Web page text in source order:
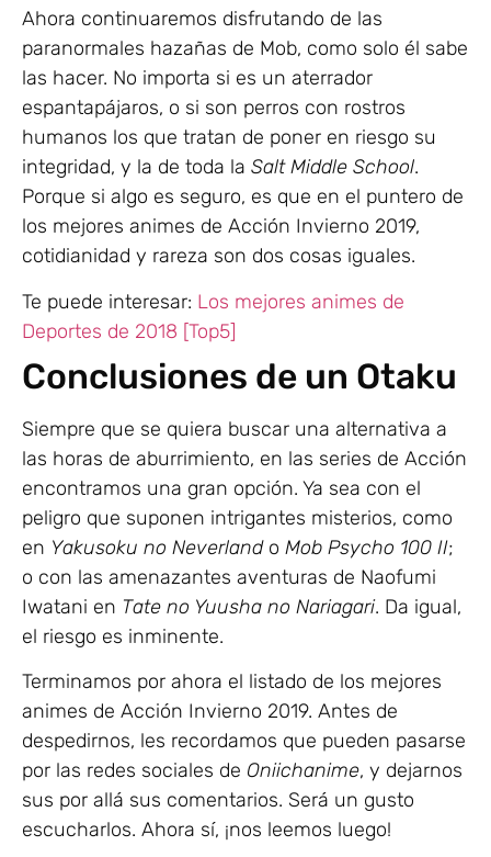
Ahora continuaremos disfrutando de las
paranormales hazañas de Mob, como solo él sabe
las hacer. No importa si es un aterrador
espantapájaros, o si son perros con rostros
humanos los que tratan de poner en riesgo su
integridad, y la de toda la Salt Middle School.
Porque si algo es seguro, es que en el puntero de
los mejores animes de Acción Invierno 2019,
cotidianidad y rareza son dos cosas iguales.
Te puede interesar: Los mejores animes de
Deportes de 2018 [Top5]
Conclusiones de un Otaku
Siempre que se quiera buscar una alternativa a
las horas de aburrimiento, en las series de Acción
encontramos una gran opción. Ya sea con el
peligro que suponen intrigantes misterios, como
en Yakusoku no Neverlando Mob Psycho 100 II;
o con las amenazantes aventuras de Naofumi
Iwatani en Tate no Yuusha no Nariagari. Da igual,
el riesgo es inminente.
Terminamos por ahora el listado de los mejores
animes de Acción Invierno 2019. Antes de
despedirnos, les recordamos que pueden pasarse
por las redes sociales de Oniichanime, y dejarnos
sus por allá sus comentarios. Será un gusto
escucharlos. Ahora sí, ¡nos leemos luego!